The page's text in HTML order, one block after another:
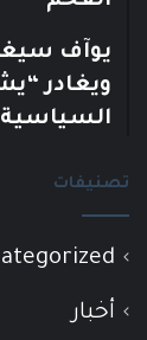
يوآف
ويغادر
السياسية
تصنيفات
أخبار